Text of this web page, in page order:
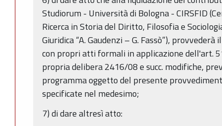
Studiorum - Università di Bologna - CIRSFID
Ricerca in Storia del Diritto, Filosofia e
Giuridica “A. Gaudenzi – G. Fassò”),
con propri atti formali in applicazione dell'art.
propria delibera 2416/08 e succ. modifiche,
programma oggetto del presente
specificate nel medesimo;
7) di dare altresì atto: